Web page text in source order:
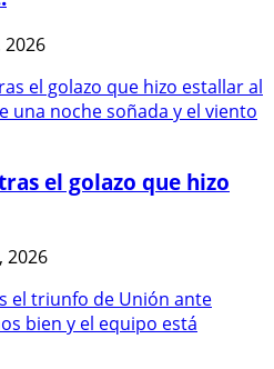
2026
el golazo que hizo
2026